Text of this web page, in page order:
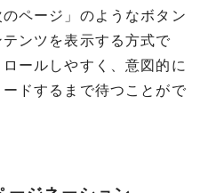
のページ」のようなボタン
ンツを表示する方式で
ールしやすく、意図的に
ドするまで待つことがで